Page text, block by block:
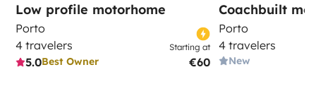
Low profile motorhome
Porto
4 travelers
5.0Best Owner
Starting at
€60
Coachbuilt
Porto
4 travelers
New